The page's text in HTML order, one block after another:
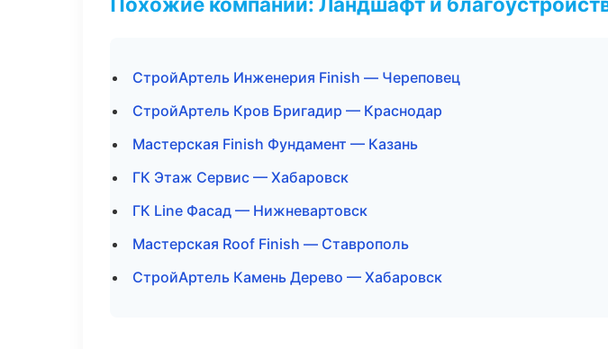
СтройАртель Инженерия Finish — Череповец
СтройАртель Кров Бригадир — Краснодар
Мастерская Finish Фундамент — Казань
ГК Этаж Сервис — Хабаровск
ГК Line Фасад — Нижневартовск
Мастерская Roof Finish — Ставрополь
СтройАртель Камень Дерево — Хабаровск